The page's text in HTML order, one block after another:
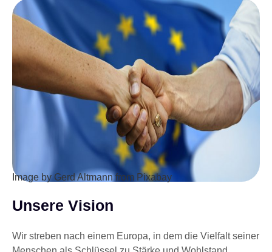
Image by Gerd Altmann from Pixabay
Unsere Vision
Wir streben nach einem Europa, in dem die Vielfalt seiner